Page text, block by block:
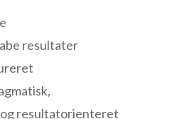
resultater
resultatorienteret